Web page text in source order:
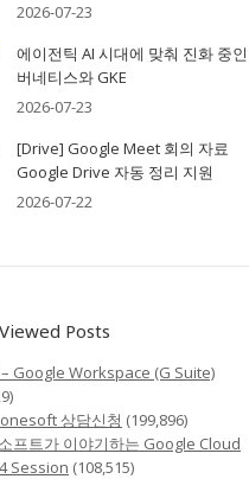
2026-07-23
에이전틱 AI 시대에 맞춰 진화 중
버네티스와 GKE
2026-07-23
[Drive] Google Meet 회의 자료
Google Drive 자동 정리 지원
2026-07-22
Posts
Google Workspace (G Suite)
상담신청 (199,896)
프트가 이야기하는 Google Cloud
Session (108,515)